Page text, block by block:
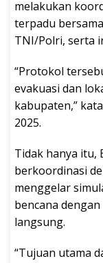
melakukan
terpadu
TNI/Polri, serta
“Protokol
evakuasi dan
kabupaten,”
2025.
Tidak hanya itu,
berkoordinasi
menggelar
bencana
langsung.
“Tujuan utama